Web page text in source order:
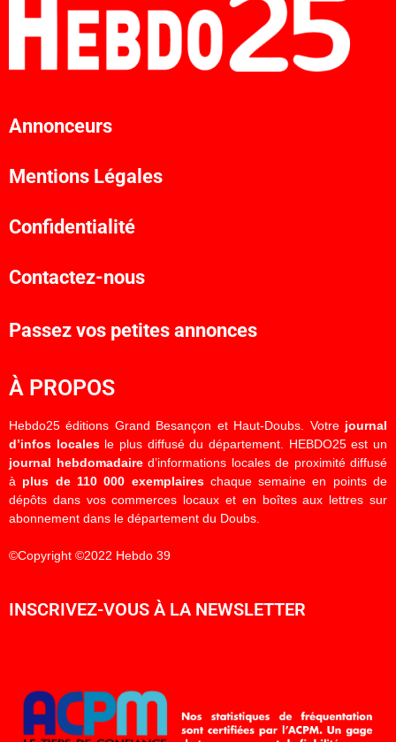
Annonceurs
Mentions Légales
Confidentialité
Contactez-nous
Passez vos petites annonces
À PROPOS
Hebdo25 éditions Grand Besançon et Haut-Doubs. Votre journal
d’infos localesle plus diffusé du département. HEBDO25 est un
journal hebdomadaired’informations locales de proximité diffusé
à plus de 110 000 exemplaireschaque semaine en points de
dépôts dans vos commerces locaux et en boîtes aux lettres sur
abonnement dans le département du Doubs.
©Copyright ©2022 Hebdo 39
INSCRIVEZ-VOUS À LA NEWSLETTER